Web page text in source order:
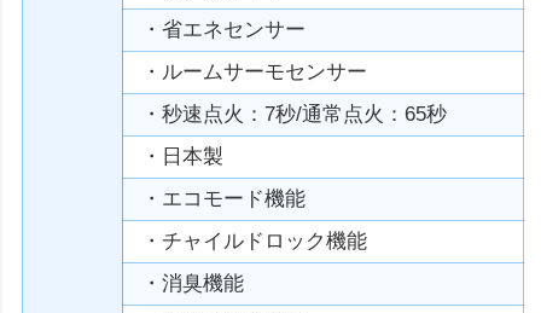
・省エネセンサー
・ルームサーモセンサー
・秒速点火：7秒/通常点火：65秒
・日本製
・エコモード機能
・チャイルドロック機能
・消臭機能